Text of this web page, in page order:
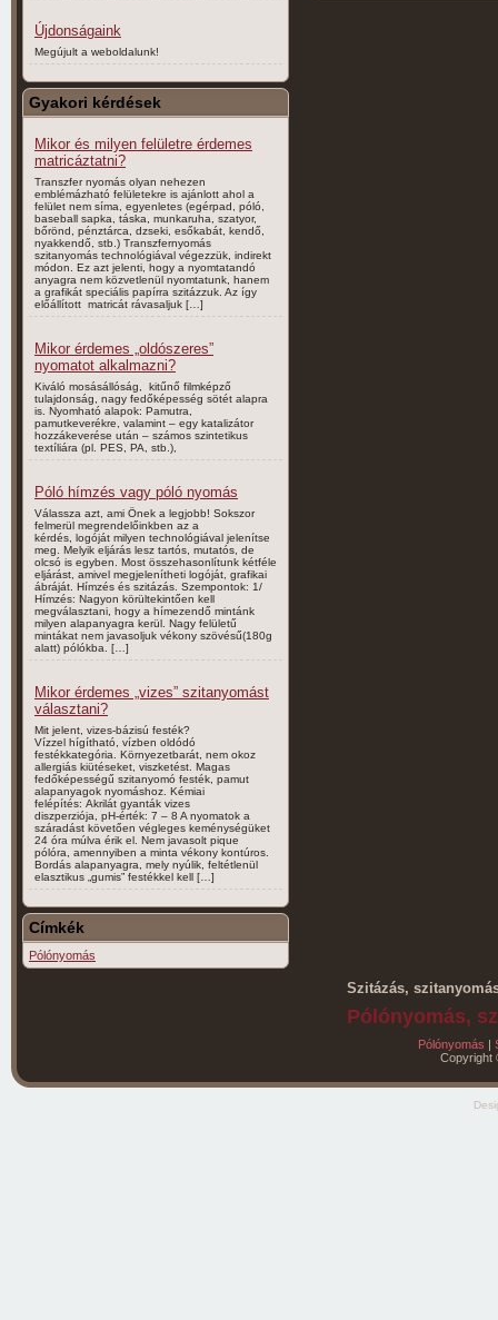
Újdonságaink
Megújult a weboldalunk!
Gyakori kérdések
Mikor és milyen felületre érdemes
matricáztatni?
Transzfer nyomás olyan nehezen
emblémázható felületekre is ajánlott ahol a
felület nem síma, egyenletes (egérpad, póló,
baseball sapka, táska, munkaruha, szatyor,
bőrönd, pénztárca, dzseki, esőkabát, kendő,
nyakkendő, stb.) Transzfernyomás
szitanyomás technológiával végezzük, indirekt
módon. Ez azt jelenti, hogy a nyomtatandó
anyagra nem közvetlenül nyomtatunk, hanem
a grafikát speciális papírra szitázzuk. Az így
előállított matricát rávasaljuk […]
Mikor érdemes „oldószeres”
nyomatot alkalmazni?
Kiváló mosásállóság, kitűnő filmképző
tulajdonság, nagy fedőképesség sötét alapra
is. Nyomható alapok: Pamutra,
pamutkeverékre, valamint – egy katalizátor
hozzákeverése után – számos szintetikus
textíliára (pl. PES, PA, stb.),
Póló hímzés vagy póló nyomás
Válassza azt, ami Önek a legjobb! Sokszor
felmerül megrendelőinkben az a
kérdés, logóját milyen technológiával jelenítse
meg. Melyik eljárás lesz tartós, mutatós, de
olcsó is egyben. Most összehasonlítunk kétféle
eljárást, amivel megjelenítheti logóját, grafikai
ábráját. Hímzés és szitázás. Szempontok: 1/
Hímzés: Nagyon körültekintően kell
megválasztani, hogy a hímezendő mintánk
milyen alapanyagra kerül. Nagy felületű
mintákat nem javasoljuk vékony szövésű(180g
alatt) pólókba. […]
Mikor érdemes „vizes” szitanyomást
választani?
Mit jelent, vizes-bázisú festék?
Vízzel hígítható, vízben oldódó
festékkategória. Környezetbarát, nem okoz
allergiás kiütéseket, viszketést. Magas
fedőképességű szitanyomó festék, pamut
alapanyagok nyomáshoz. Kémiai
felépítés: Akrilát gyanták vizes
diszperziója, pH-érték: 7 – 8 A nyomatok a
száradást követően végleges keménységüket
24 óra múlva érik el. Nem javasolt pique
pólóra, amennyiben a minta vékony kontúros.
Bordás alapanyagra, mely nyúlik, feltétlenül
elasztikus „gumis” festékkel kell […]
Címkék
Pólónyomás
Szitázás,
Pólónyomás,
Pólónyomás |
Copyright